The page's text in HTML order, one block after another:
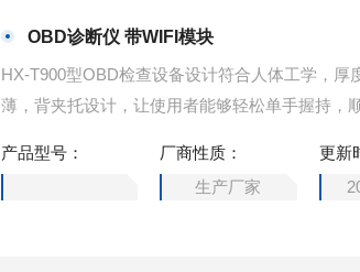
OBD诊断仪 带WIFI模块
HX-T900型OBD检查设备设计符合人体工学，厚
薄，背夹托设计，让使用者能够轻松单手握持，
产品型号：
厂商性质：
生产厂家
更新